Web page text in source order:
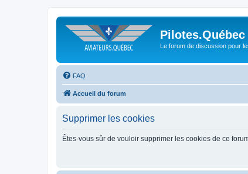
Pilotes.Québec
Le forum de discussion pour
FAQ
Accueil du forum
Supprimer les cookies
Êtes-vous sûr de vouloir supprimer les cookies de ce